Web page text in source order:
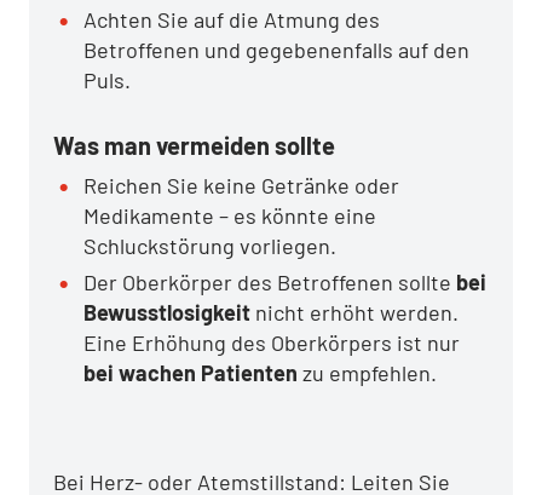
Achten Sie auf die Atmung des
Betroffenen und gegebenenfalls auf den
Puls.
Was man vermeiden sollte
Reichen Sie keine Getränke oder
Medikamente – es könnte eine
Schluckstörung vorliegen.
Der Oberkörper des Betroffenen sollte bei
Bewusstlosigkeit nicht erhöht werden.
Eine Erhöhung des Oberkörpers ist nur
bei wachen Patienten zu empfehlen.
Bei Herz- oder Atemstillstand: Leiten Sie